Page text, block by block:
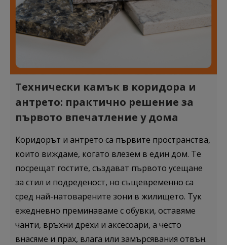
Технически камък в коридора и
антрето: практично решение за
първото впечатление у дома
Коридорът и антрето са първите пространства,
които виждаме, когато влезем в един дом. Те
посрещат гостите, създават първото усещане
за стил и подреденост, но същевременно са
сред най-натоварените зони в жилището. Тук
ежедневно преминаваме с обувки, оставяме
чанти, връхни дрехи и аксесоари, а често
внасяме и прах, влага или замърсявания отвън.